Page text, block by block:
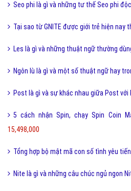
Seo phi là gì và những tư thế Seo phi
Tại sao từ GNITE được giới trẻ hiện nay
Les là gì và những thuật ngữ thường
Ngôn lù là gì và một số thuật ngữ hay
Post là gì và sự khác nhau giữa Post với
5 cách nhận Spin, chạy Spin Coin
15,498,000
Tổng hợp bộ mật mã con số tình yêu
Nite là gì và những câu chúc ngủ ngon